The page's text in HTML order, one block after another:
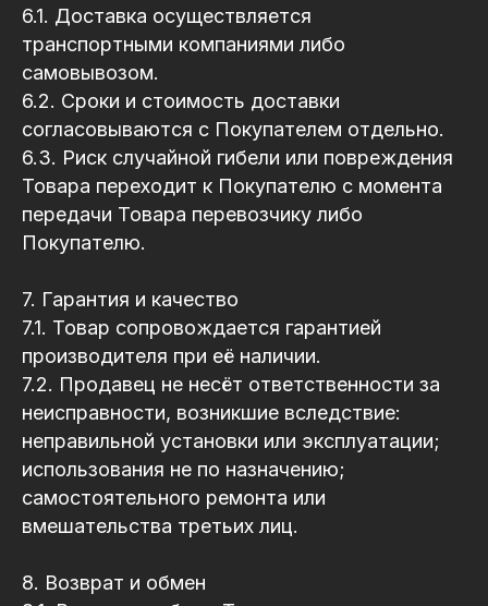
6.1. Доставка осуществляется
транспортными компаниями либо
самовывозом.
6.2. Сроки и стоимость доставки
согласовываются с Покупателем отдельно.
6.3. Риск случайной гибели или повреждения
Товара переходит к Покупателю с момента
передачи Товара перевозчику либо
Покупателю.
7. Гарантия и качество
7.1. Товар сопровождается гарантией
производителя при её наличии.
7.2. Продавец не несёт ответственности за
неисправности, возникшие вследствие:
неправильной установки или эксплуатации;
использования не по назначению;
самостоятельного ремонта или
вмешательства третьих лиц.
8. Возврат и обмен